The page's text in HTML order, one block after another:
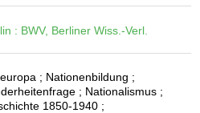
: BWV, Berliner Wiss.-Verl.
; Nationenbildung ;
; Nationalismus ;
1850-1940 ;